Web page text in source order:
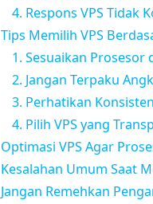
4. Respons VPS Tidak
Tips Memilih VPS
1. Sesuaikan Prosesor
2. Jangan Terpaku
3. Perhatikan
4. Pilih VPS yang
Optimasi VPS Agar
Kesalahan Umum Saat
Jangan Remehkan